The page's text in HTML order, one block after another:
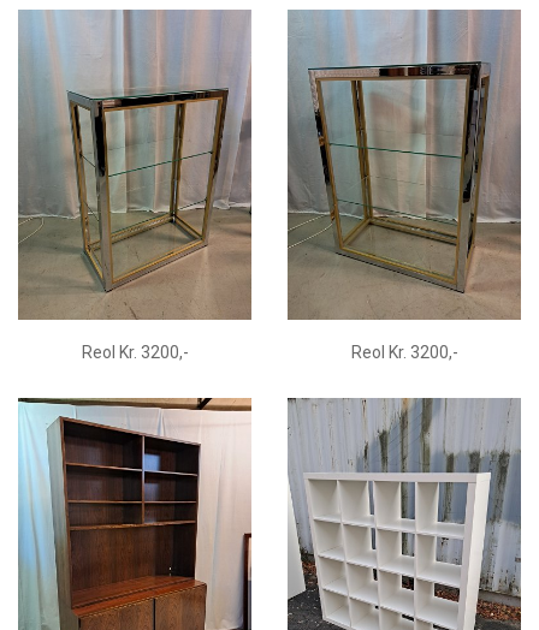
Reol Kr. 3200,- Reol Kr. 3200,-